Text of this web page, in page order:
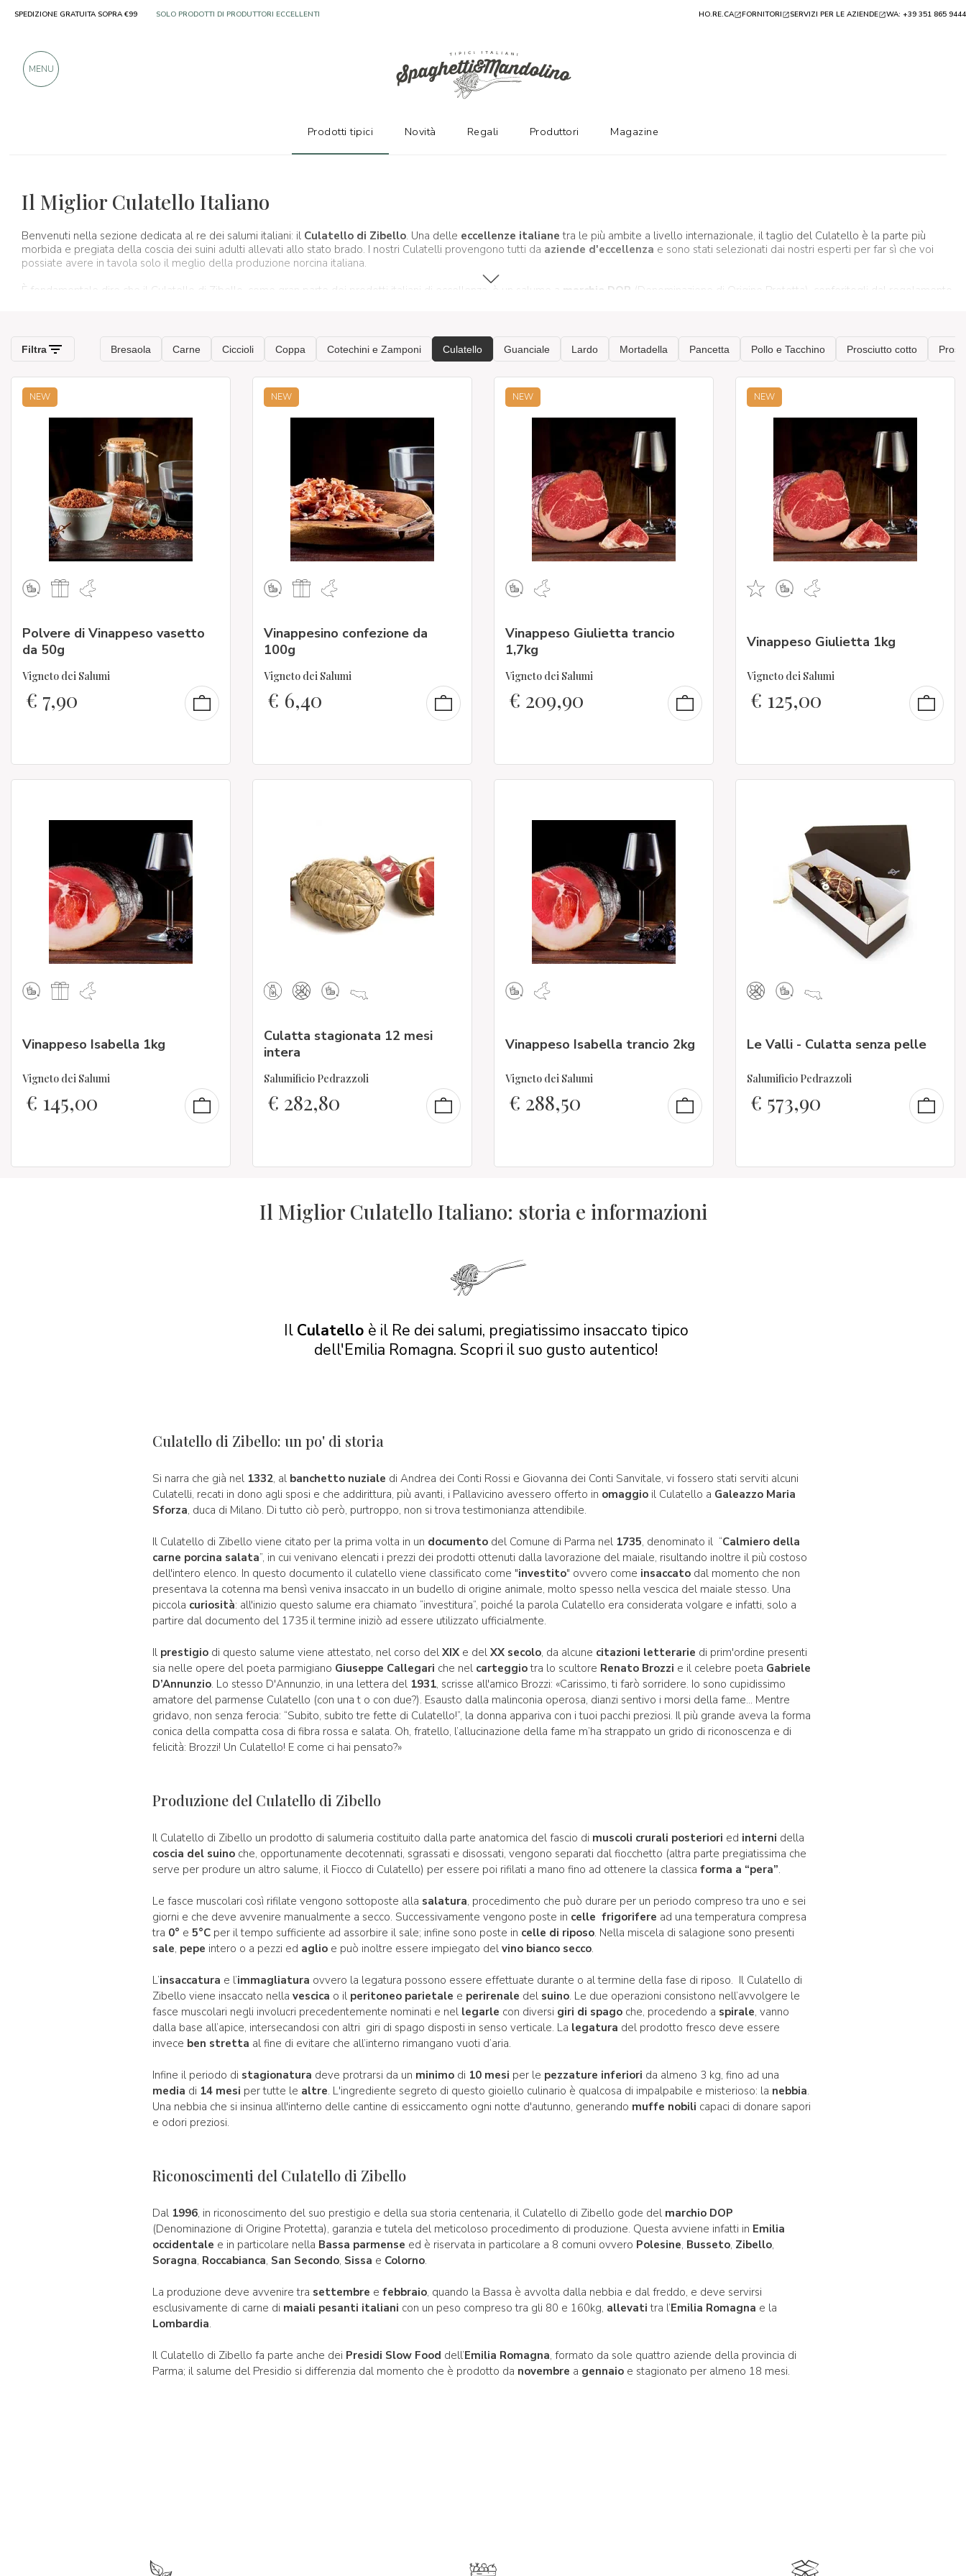
Il Miglior Culatello Italiano
Benvenuti nella sezione dedicata al re dei salumi italiani: il Culatello di Zibello. Una delle eccellenze italiane tra le più ambite a livello internazionale, il taglio del Culatello è la parte più
morbida e pregiata della coscia dei suini adulti allevati allo stato brado. I nostri Culatelli provengono tutti da aziende d'eccellenza e sono stati selezionati dai nostri esperti per far sì che voi
possiate avere in tavola solo il meglio della produzione norcina italiana.
È fondamentale dire che il Culatello di Zibello, come gran parte dei prodotti italiani di eccellenza, è un salume a marchio DOP (Denominazione di Origine Protetta), conferitogli dal regolamento
NEW
Polvere di Vinappeso vasetto
da 50g
Vigneto dei Salumi
€ 7,90
NEW
Vinappesino confezione da
100g
Vigneto dei Salumi
€ 6,40
NEW
Vinappeso Giulietta trancio
1,7kg
Vigneto dei Salumi
€ 209,90
NEW
Vinappeso Giulietta 1kg
Vigneto dei Salumi
€ 125,00
Vinappeso Isabella 1kg
Vigneto dei Salumi
€ 145,00
Culatta stagionata 12 mesi
intera
Salumificio Pedrazzoli
€ 282,80
Vinappeso Isabella trancio 2kg
Vigneto dei Salumi
€ 288,50
Le Valli - Culatta senza pelle
Salumificio Pedrazzoli
€ 573,90
Il Miglior Culatello Italiano: storia e informazioni
Il Culatello è il Re dei salumi, pregiatissimo insaccato tipico
dell'Emilia Romagna. Scopri il suo gusto autentico!
Culatello di Zibello: un po' di storia
Si narra che già nel 1332, al banchetto nuziale di Andrea dei Conti Rossi e Giovanna dei Conti Sanvitale, vi fossero stati serviti alcuni
Culatelli, recati in dono agli sposi e che addirittura, più avanti, i Pallavicino avessero offerto in omaggio il Culatello a Galeazzo Maria
Sforza, duca di Milano. Di tutto ciò però, purtroppo, non si trova testimonianza attendibile.
Il Culatello di Zibello viene citato per la prima volta in un documento del Comune di Parma nel 1735, denominato il “Calmiero della
carne porcina salata”, in cui venivano elencati i prezzi dei prodotti ottenuti dalla lavorazione del maiale, risultando inoltre il più costoso
dell'intero elenco. In questo documento il culatello viene classificato come "investito" ovvero come insaccato dal momento che non
presentava la cotenna ma bensì veniva insaccato in un budello di origine animale, molto spesso nella vescica del maiale stesso. Una
piccola curiosità: all'inizio questo salume era chiamato “investitura”, poiché la parola Culatello era considerata volgare e infatti, solo a
partire dal documento del 1735 il termine iniziò ad essere utilizzato ufficialmente.
Il prestigio di questo salume viene attestato, nel corso delXIX e delXX secolo, da alcune citazioni letterarie di prim'ordine presenti
sia nelle opere del poeta parmigiano Giuseppe Callegari che nel carteggiotra lo scultore Renato Brozzi e il celebre poeta Gabriele
D’Annunzio. Lo stesso D'Annunzio, in una lettera del 1931, scrisse all'amico Brozzi: «Carissimo, ti farò sorridere. Io sono cupidissimo
amatore del parmense Culatello (con una t o con due?). Esausto dalla malinconia operosa, dianzi sentivo i morsi della fame… Mentre
gridavo, non senza ferocia: “Subito, subito tre fette di Culatello!”, la donna appariva con i tuoi pacchi preziosi. Il più grande aveva la forma
conica della compatta cosa di fibra rossa e salata. Oh, fratello, l’allucinazione della fame m’ha strappato un grido di riconoscenza e di
felicità: Brozzi! Un Culatello! E come ci hai pensato?»
Produzione del Culatello di Zibello
Il Culatello di Zibello un prodotto di salumeria costituito dalla parte anatomica del fascio di muscoli crurali posteriori ed interni della
coscia del suino che, opportunamente decotennati, sgrassati e disossati, vengono separati dal fiocchetto (altra parte pregiatissima che
serve per produre un altro salume, il Fiocco di Culatello) per essere poi rifilati a mano fino ad ottenere la classicaforma a “pera”.
Le fasce muscolari così rifilate vengono sottoposte alla salatura, procedimento che può durare per un periodo compreso tra uno e sei
giorni e che deve avvenire manualmente a secco. Successivamente vengono poste in celle frigorifere ad una temperatura compresa
tra 0° e 5°C per il tempo sufficiente ad assorbire il sale; infine sono poste in celle di riposo. Nella miscela di salagione sono presenti
sale, pepe intero o a pezzi ed aglio e può inoltre essere impiegato delvino bianco secco.
L’insaccatura e l’immagliatura ovvero la legatura possono essere effettuate durante o al termine della fase di riposo. Il Culatello di
Zibello viene insaccato nellavescica o il peritoneo parietale e perirenale del suino. Le due operazioni consistono nell’avvolgere le
fasce muscolari negli involucri precedentemente nominati e nel legarle con diversi giri di spago che, procedendo a spirale, vanno
dalla base all’apice, intersecandosi con altri giri di spago disposti in senso verticale. La legatura del prodotto fresco deve essere
invece ben stretta al fine di evitare che all’interno rimangano vuoti d’aria.
Infine il periodo di stagionatura deve protrarsi da un minimo di 10 mesi per le pezzature inferiori da almeno 3 kg, fino ad una
media di 14 mesi per tutte le altre. L'ingrediente segreto di questo gioiello culinario è qualcosa di impalpabile e misterioso: la nebbia.
Una nebbia che si insinua all'interno delle cantine di essiccamento ogni notte d'autunno, generando muffe nobili capaci di donare sapori
e odori preziosi.
Riconoscimenti del Culatello di Zibello
Dal 1996, in riconoscimento del suo prestigio e della sua storia centenaria, il Culatello di Zibello gode del marchio DOP
(Denominazione di Origine Protetta), garanzia e tutela del meticoloso procedimento di produzione. Questa avviene infatti in Emilia
occidentale e in particolare nella Bassa parmense ed è riservata in particolare a 8 comuni ovvero Polesine, Busseto, Zibello,
Soragna, Roccabianca, San Secondo, Sissa e Colorno.
La produzione deve avvenire tra settembre efebbraio, quando la Bassa è avvolta dalla nebbia e dal freddo, e deve servirsi
esclusivamente di carne di maiali pesanti italiani con un peso compreso tra gli 80 e 160kg, allevatitra l’Emilia Romagna e la
Lombardia.
Il Culatello di Zibello fa parte anche dei Presidi Slow Food dell’Emilia Romagna, formato da sole quattro aziende della provincia di
Parma; il salume del Presidio si differenzia dal momento che è prodotto da novembre a gennaio e stagionato per almeno 18 mesi.
SPEDIZIONE GRATUITA SOPRA €99 OLTRE 900 RECENSIONI POSITIVE HO.RE.CA FORNITORI SERVIZI PER LE AZIENDE WA: +39 351 865 9444
MENU
Prodotti tipici Novità Regali Produttori Magazine